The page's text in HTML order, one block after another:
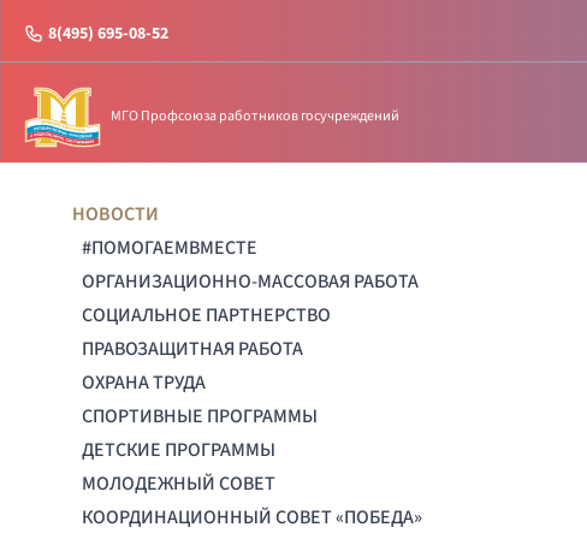
8(495) 695-08-52
МГО Профсоюза работников госучреждений
НОВОСТИ
#ПОМОГАЕМВМЕСТЕ
ОРГАНИЗАЦИОННО-МАССОВАЯ РАБОТА
СОЦИАЛЬНОЕ ПАРТНЕРСТВО
ПРАВОЗАЩИТНАЯ РАБОТА
ОХРАНА ТРУДА
СПОРТИВНЫЕ ПРОГРАММЫ
ДЕТСКИЕ ПРОГРАММЫ
МОЛОДЕЖНЫЙ СОВЕТ
КООРДИНАЦИОННЫЙ СОВЕТ «ПОБЕДА»